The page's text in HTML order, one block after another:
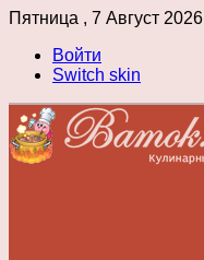
Пятница , 7 Август 2026
Войти
Switch skin